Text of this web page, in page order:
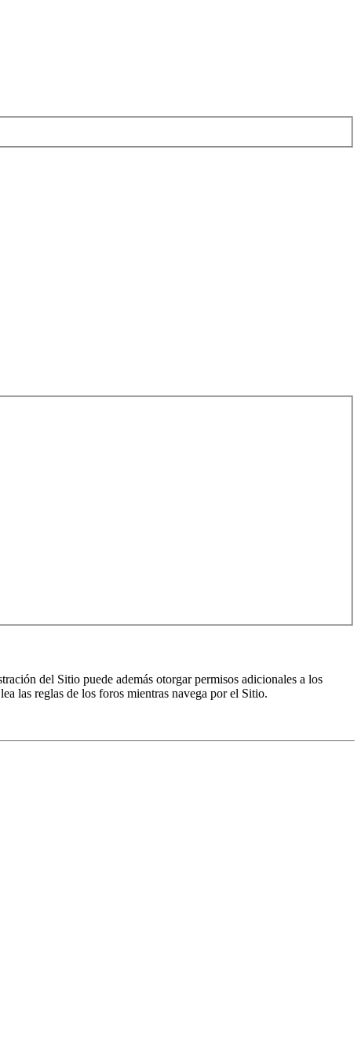
del Sitio puede además otorgar permisos adicionales a los
las reglas de los foros mientras navega por el Sitio.